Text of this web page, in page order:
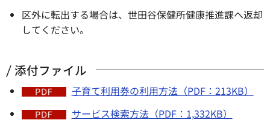
区外に転出する場合は、世田谷保健所健康推進課へ返却
してください。
添付ファイル
子育て利用券の利用方法（PDF：213KB）
サービス検索方法（PDF：1,332KB）